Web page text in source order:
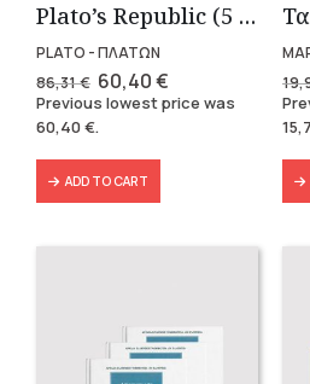
Plato’s Republic (5 volumes)
PLATO - ΠΛΑΤΩΝ
86,31€ Original
price
was:
86,31 €.
60,40€Current
price
is:
Previous lowest price was
60,40€.
ADD TO CART